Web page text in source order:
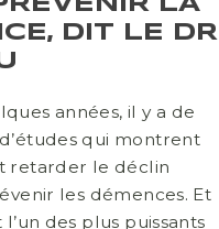
DIT LE DR
années, il y a de
qui montrent
retarder le déclin
les démences. Et
l’un des plus puissants